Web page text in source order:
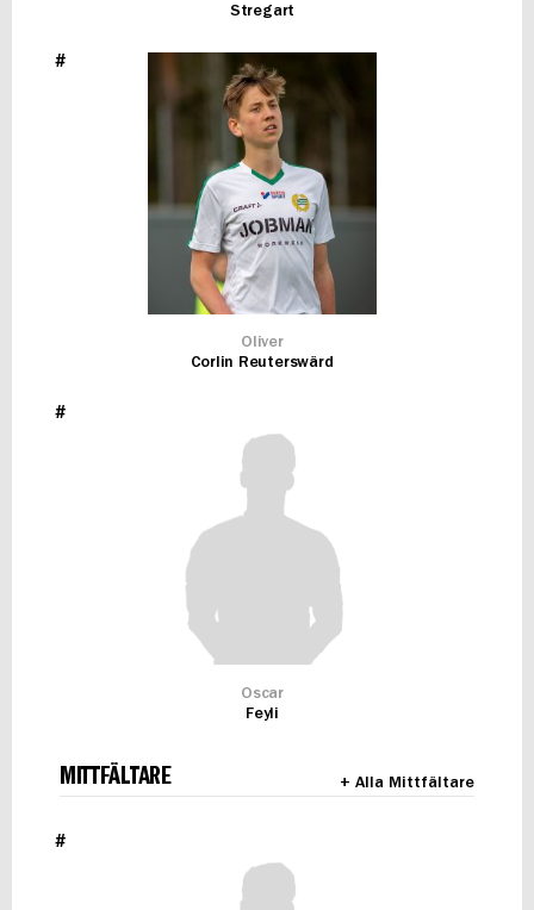
Stregart
#
Oliver
Corlin Reuterswärd
#
Oscar
Feyli
MITTFÄLTARE + Alla Mittfältare
#